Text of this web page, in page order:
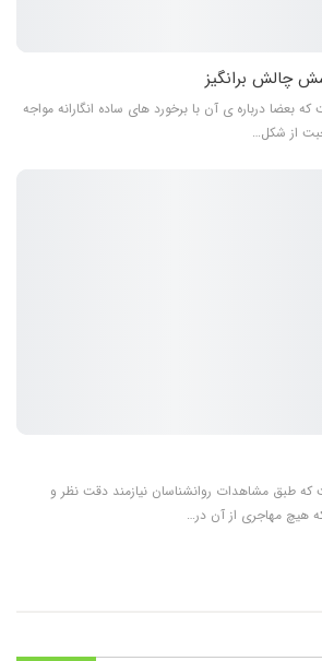
چالش برانگیز
درباره ی آن با برخورد های ساده انگارانه مواجه
از شکل…
طبق مشاهدات روانشناسان نیازمند دقت نظر و
هیچ مهاجری از آن در…